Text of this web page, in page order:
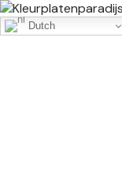
Dutch